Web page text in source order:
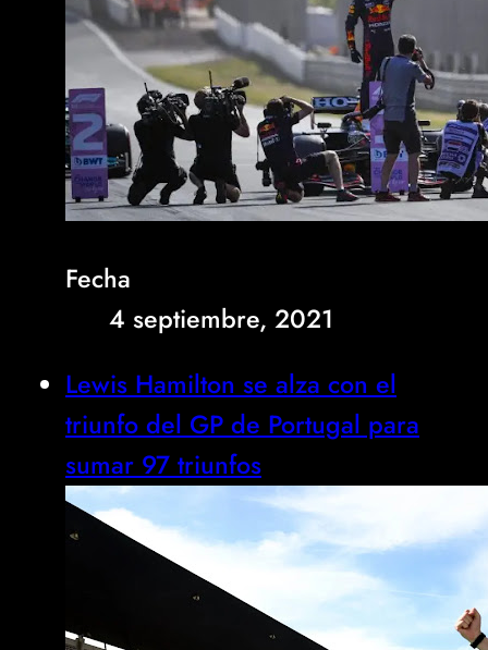
Fecha
4 septiembre, 2021
Lewis Hamilton se alza con el
triunfo del GP de Portugal para
sumar 97 triunfos